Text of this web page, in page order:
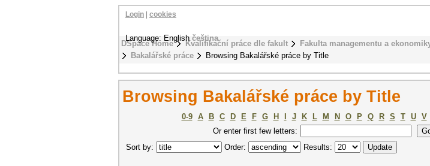
DSpace Home Kvalifikační práce dle fakult Fakulta managementu a
Bakalářské práce
Browsing Bakalářské práce by Title
Login cookies
Language: Englishčeština
Browsing Bakalářské práce by Title
0-9 A B C D E F G H J K L M N O P Q R S T U V
Or enter first few letters:
Sort by:
Order: Results: